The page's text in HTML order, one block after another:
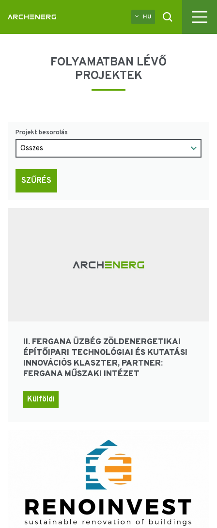
HU
FOLYAMATBAN LÉVŐ
PROJEKTEK
Projekt besorolás
II. FERGANA ÜZBÉG ZÖLDENERGETIKAI
ÉPÍTŐIPARI TECHNOLÓGIAI ÉS KUTATÁSI
INNOVÁCIÓS KLASZTER, PARTNER:
FERGANA MŰSZAKI INTÉZET
Külföldi